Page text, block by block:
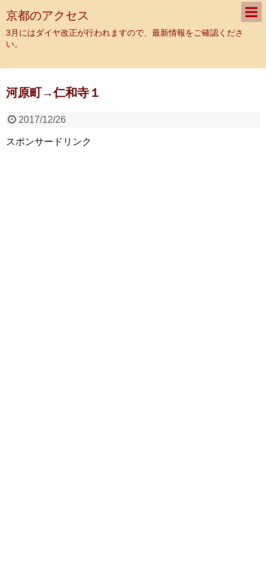
京都のアクセス
3月にはダイヤ改正が行われますので、最新情報をご確認くださ
い。
河原町→仁和寺１
2017/12/26
スポンサードリンク